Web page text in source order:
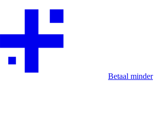
Betaal minder